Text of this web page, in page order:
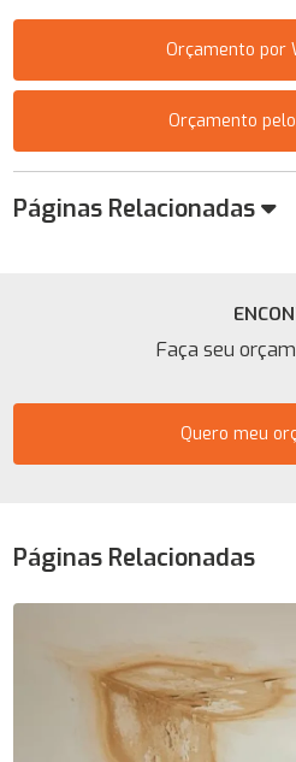
Orçamento por
Orçamento
Páginas Relacionadas
Faça seu
Quero meu
Páginas Relacionadas